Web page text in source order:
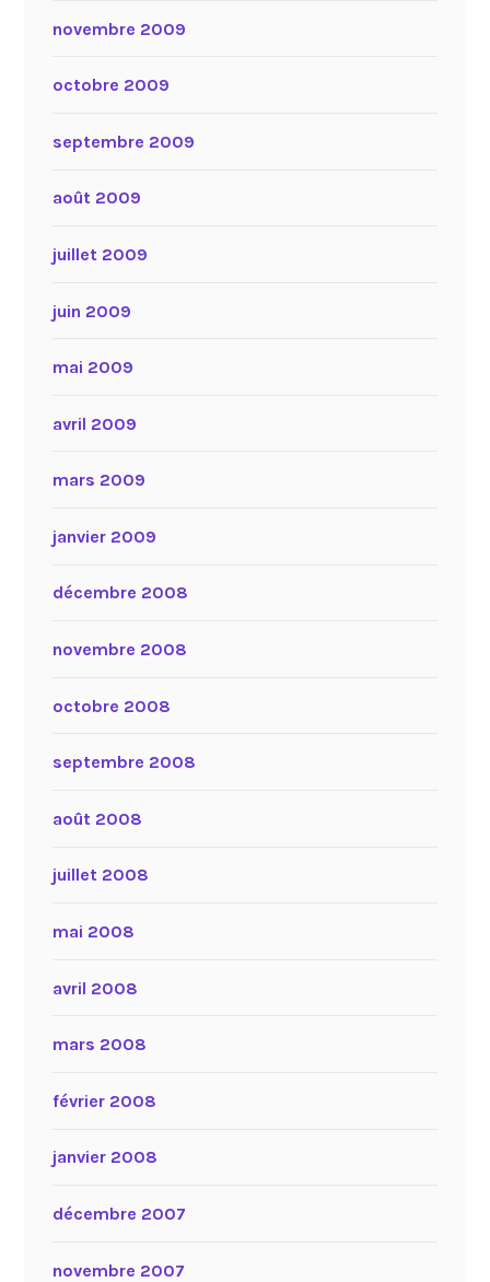
novembre 2009
octobre 2009
septembre 2009
août 2009
juillet 2009
juin 2009
mai 2009
avril 2009
mars 2009
janvier 2009
décembre 2008
novembre 2008
octobre 2008
septembre 2008
août 2008
juillet 2008
mai 2008
avril 2008
mars 2008
février 2008
janvier 2008
décembre 2007
novembre 2007